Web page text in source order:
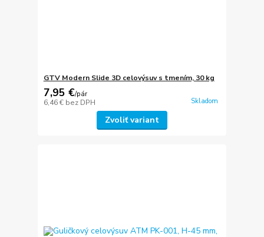
GTV Modern Slide 3D celovýsuv s tmením, 30 kg
7,95 €/pár
6,46 € bez DPH Skladom
Zvoliť variant